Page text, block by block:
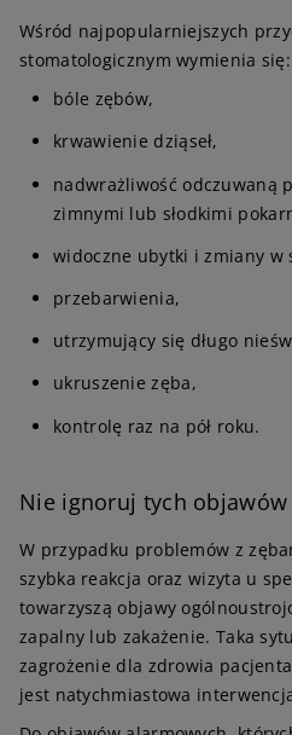
Wśród najpopularniejszych
stomatologicznym wymienia się:
bóle zębów,
krwawienie dziąseł,
nadwrażliwość odczuwaną
zimnymi lub słodkimi
widoczne ubytki i zmiany w
przebarwienia,
utrzymujący się długo
ukruszenie zęba,
kontrolę raz na pół roku.
Nie ignoruj tych objawów
W przypadku problemów z
szybka reakcja oraz wizyta u
towarzyszą objawy
zapalny lub zakażenie. Taka
zagrożenie dla zdrowia
jest natychmiastowa